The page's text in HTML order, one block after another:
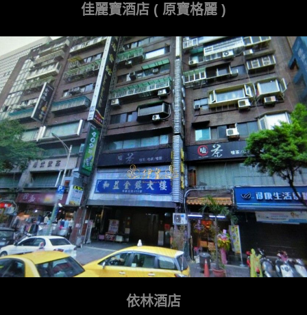
佳麗寶酒店 ( 原寶格麗 )
依林酒店